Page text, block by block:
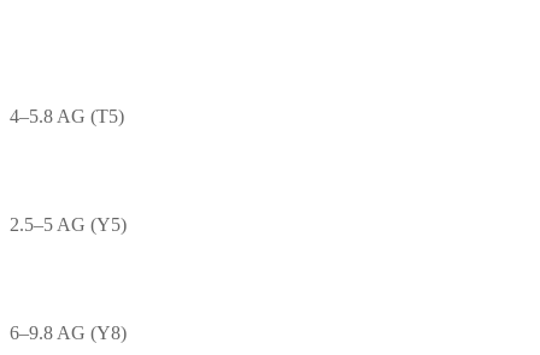
4–5.8 AG (T5)
2.5–5 AG (Y5)
6–9.8 AG (Y8)